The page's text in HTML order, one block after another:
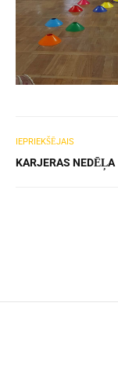
IEPRIEKŠĒJAIS
KARJERAS NEDĒĻA